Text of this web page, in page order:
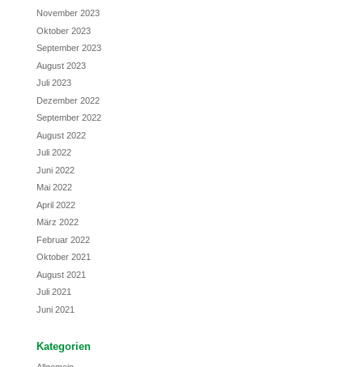
November 2023
Oktober 2023
September 2023
August 2023
Juli 2023
Dezember 2022
September 2022
August 2022
Juli 2022
Juni 2022
Mai 2022
April 2022
März 2022
Februar 2022
Oktober 2021
August 2021
Juli 2021
Juni 2021
Kategorien